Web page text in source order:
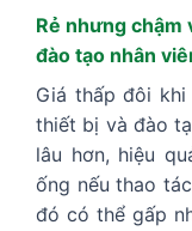
Rẻ nhưng chậm
đào tạo nhân
Giá thấp đôi
thiết bị và đào
lâu hơn, hiệu
ống nếu thao
đó có thể gấp